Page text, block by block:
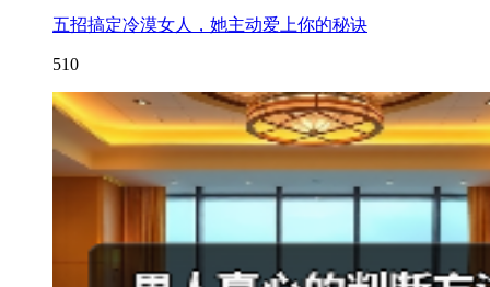
五招搞定冷漠女人，她主动爱上你的秘诀
510